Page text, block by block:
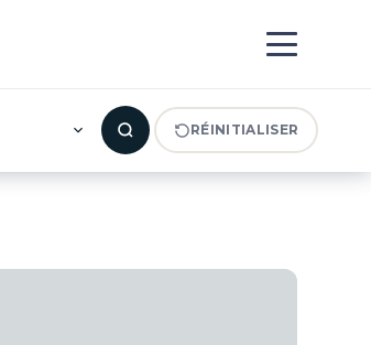
RÉINITIALISER